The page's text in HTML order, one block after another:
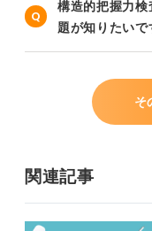
構造的把握力検
題が知りたいで
そ
関連記事